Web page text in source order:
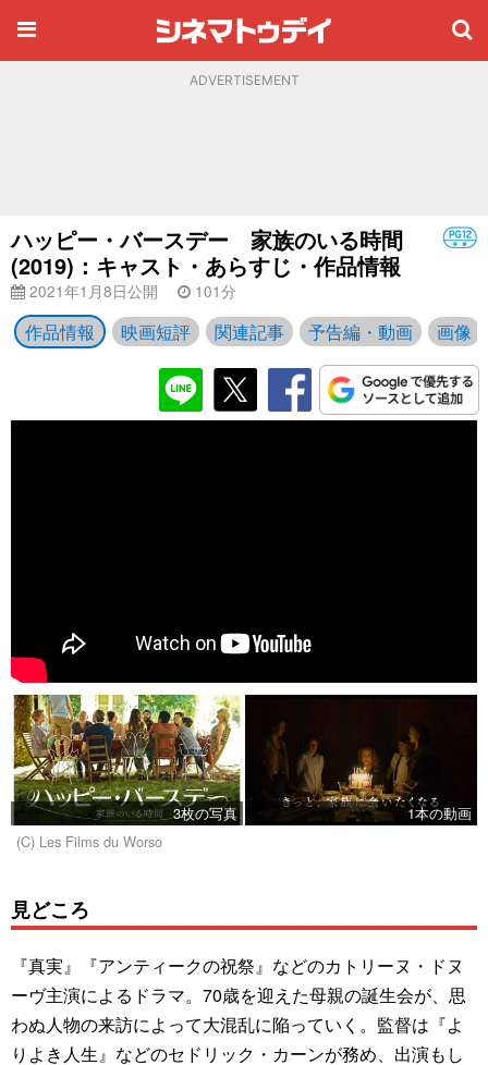
ADVERTISEMENT
ハッピー・バースデー 家族のいる時間
(2019)：キャスト・あらすじ・作品情報
2021年1月8日公開 101分
作品情報 映画短評 関連記事 予告編・動画 画像
3枚の写真
1本の動画
(C) Les Films du Worso
見どころ
『真実』『アンティークの祝祭』などのカトリーヌ・ドヌ
ーヴ主演によるドラマ。70歳を迎えた母親の誕生会が、思
わぬ人物の来訪によって大混乱に陥っていく。監督は『よ
りよき人生』などのセドリック・カーンが務め、出演もし